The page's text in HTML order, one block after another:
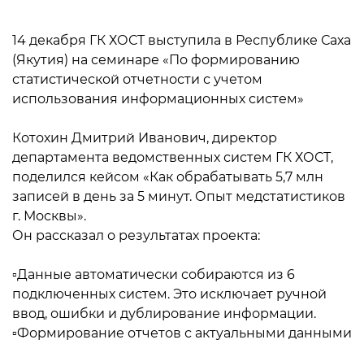
14 декабря ГК ХОСТ выступила в Республике Саха
(Якутия) на семинаре «По формированию
статистической отчетности с учетом
использования информационных систем»
Котохин Дмитрий Иванович, директор
департамента ведомственных систем ГК ХОСТ,
поделился кейсом «Как обрабатывать 5,7 млн
записей в день за 5 минут. Опыт медстатистиков
г. Москвы».
Он рассказал о результатах проекта:
▫️Данные автоматически собираются из 6
подключенных систем. Это исключает ручной
ввод, ошибки и дублирование информации.
▫️Формирование отчетов с актуальными данными